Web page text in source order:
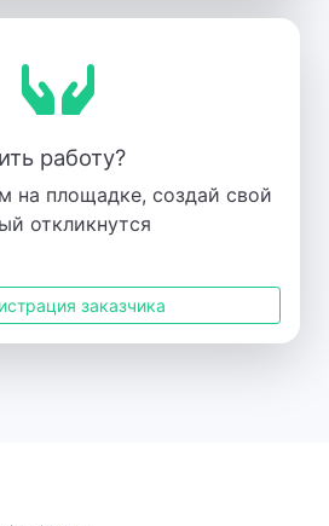
работу?
на площадке, создай свой
откликнутся
заказчика